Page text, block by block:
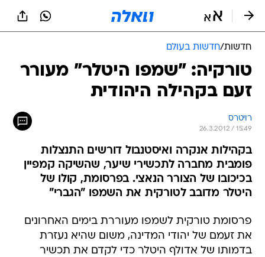
חדשות/חדשות בעולם
טורקיה: "שמפו היטלר" מעורר
זעם בקהילה היהודית
רויטרס
26.3.2012 / 15:49
בקהילות אנקרה ואיסטנבול דורשים התנצלות
פומבית מחברה לתכשירי שיער, שהשיקה קמפיין
בכיכובו של הצורר הנאצי. בפרסומת, קולו של
היטלר מדובב לטורקית את השמפו "הגברי"
פרסומת טורקית לשמפו מעוררת בימים האחרונים
את זעמם של יהודי המדינה, משום שהיא נעזרת
בדמותו של אדולף היטלר כדי לקדם את תכשיר